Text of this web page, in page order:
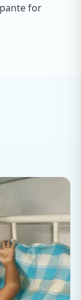
for